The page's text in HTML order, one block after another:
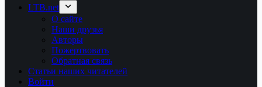
LTB.net
О сайте
Наши друзья
Авторы
Пожертвовать
Обратная связь
Статьи наших читателей
Войти